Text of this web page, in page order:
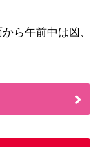
ら午前中は凶、